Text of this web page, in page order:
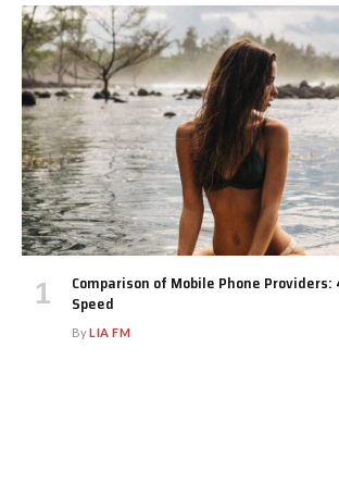
Comparison of Mobile Phone
Speed
ByLIA FM